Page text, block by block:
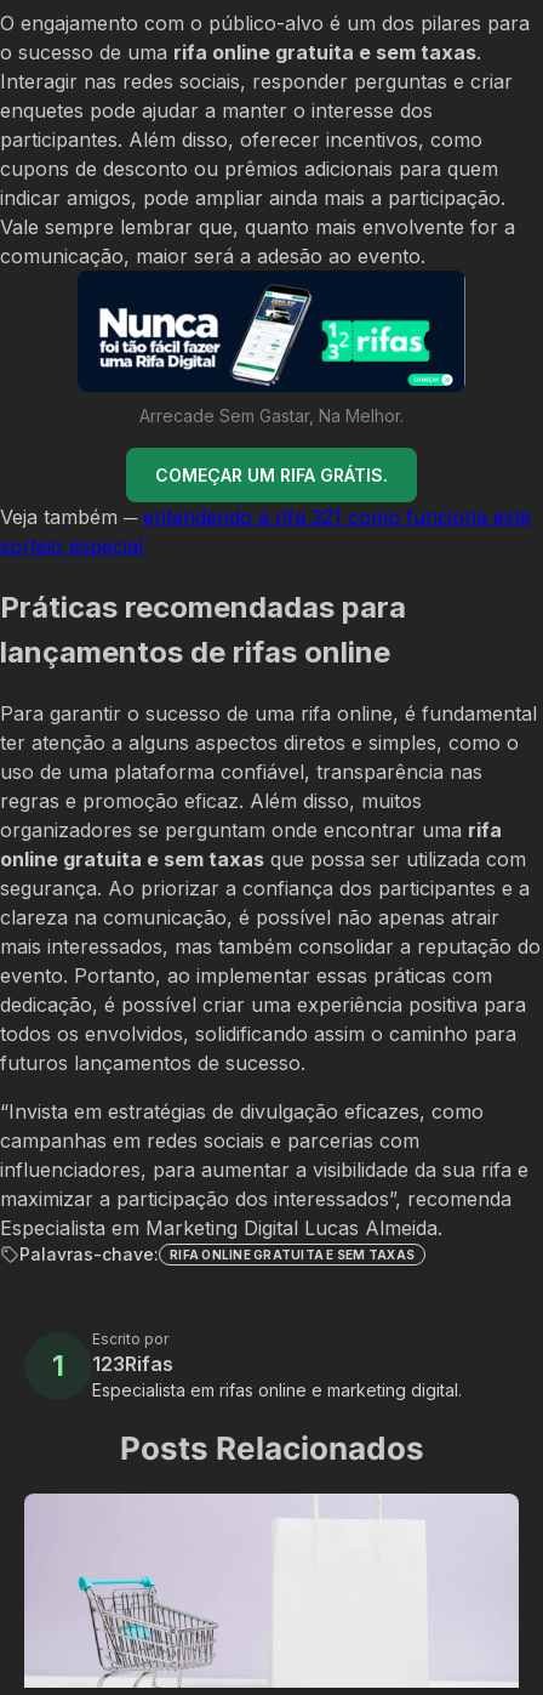
O engajamento com o público-alvo é um dos pilares para
o sucesso de uma rifa online gratuita e sem taxas.
Interagir nas redes sociais, responder perguntas e criar
enquetes pode ajudar a manter o interesse dos
participantes. Além disso, oferecer incentivos, como
cupons de desconto ou prêmios adicionais para quem
indicar amigos, pode ampliar ainda mais a participação.
Vale sempre lembrar que, quanto mais envolvente for a
comunicação, maior será a adesão ao evento.
Arrecade Sem Gastar, Na Melhor.
COMEÇAR UM RIFA GRÁTIS.
Veja também ─ entendendo a rifa 321 como funciona este
sorteio especial
Práticas recomendadas para
lançamentos de rifas online
Para garantir o sucesso de uma rifa online, é fundamental
ter atenção a alguns aspectos diretos e simples, como o
uso de uma plataforma confiável, transparência nas
regras e promoção eficaz. Além disso, muitos
organizadores se perguntam onde encontrar uma rifa
online gratuita e sem taxas que possa ser utilizada com
segurança. Ao priorizar a confiança dos participantes e a
clareza na comunicação, é possível não apenas atrair
mais interessados, mas também consolidar a reputação do
evento. Portanto, ao implementar essas práticas com
dedicação, é possível criar uma experiência positiva para
todos os envolvidos, solidificando assim o caminho para
futuros lançamentos de sucesso.
“Invista em estratégias de divulgação eficazes, como
campanhas em redes sociais e parcerias com
influenciadores, para aumentar a visibilidade da sua rifa e
maximizar a participação dos interessados”, recomenda
Especialista em Marketing Digital Lucas Almeida.
Palavras-chave: RIFA ONLINE GRATUITA E SEM TAXAS
1
Escrito por
123Rifas
Especialista em rifas online e marketing digital.
Posts Relacionados